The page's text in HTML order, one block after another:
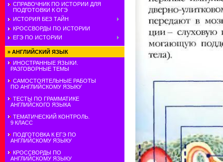
СПРАВОЧНИК ПО ИСТОРИИ ДЛЯ
ПОДГОТОВКИ К ОГЭ
ИСТОРИЯ БЕЗ ТАЙН
КРОССВОРДЫ ПО ИСТОРИИ
ЕГЭ ПО ИСТОРИИ
» АНГЛИЙСКИЙ ЯЗЫК
ИНОСТРАННЫЕ ЯЗЫКИ.
РАЗГОВОРНЫЕ ТЕМЫ
САМОСТОЯТЕЛЬНЫЕ РАБОТЫ
ПО АНГЛИЙСКОМУ ЯЗЫКУ
ТЕСТЫ ПО ГРАММАТИКЕ
АНГЛИЙСКОГО ЯЗЫКА
ТЕМАТИЧЕСКИЙ КОНТРОЛЬ.
9 КЛАСС
ПОДГОТОВКА К ЕГЭ ПО
АНГЛИЙСКОМУ ЯЗЫКУ
КРОССВОРДЫ ПО
АНГЛИЙСКОМУ ЯЗЫКУ